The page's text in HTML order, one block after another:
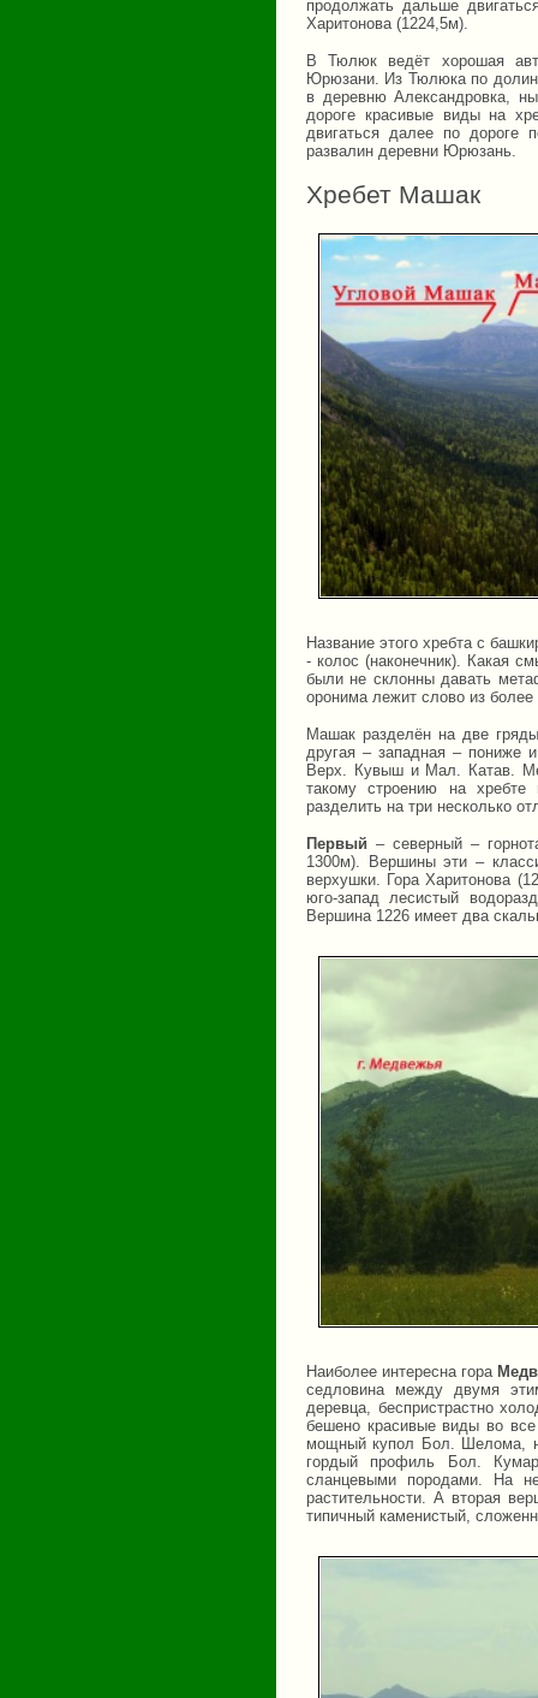
продолжать дальше
Харитонова (1224,5м).
В Тюлюк ведёт хорошая
Юрюзани. Из Тюлюка по
в деревню Александровка,
дороге красивые виды на
двигаться далее по
развалин деревни Юрюзань.
Хребет Машак
Название этого хребта с
- колос (наконечник). Какая
были не склонны давать
оронима лежит слово из
Машак разделён на две
другая – западная – пониже
Верх. Кувыш и Мал. Катав.
такому строению на
разделить на три несколько
Первый – северный –
1300м).
Вершины эти –
верхушки. Гора Харитонова
юго-запад лесистый
Вершина 1226 имеет два
Наиболее интересна гора
седловина между двумя
деревца, беспристрастно
бешено красивые виды во
мощный купол Бол. Шелома,
гордый профиль Бол.
сланцевыми породами. На
растительности. А вторая
типичный каменистый,